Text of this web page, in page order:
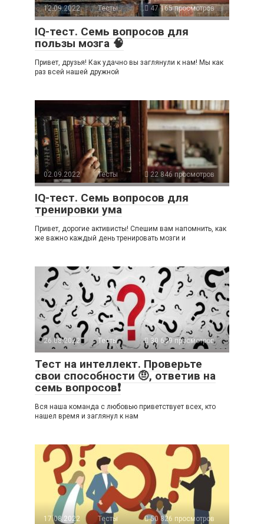
12.09.2022 Тесты 47 165 просмотров
IQ-тест. Семь вопросов для
пользы мозга 🧠
Привет, друзья! Как удачно вы заглянули к нам! Мы как
раз всей нашей дружной
02.09.2022 Тесты 22 846 просмотров
IQ-тест. Семь вопросов для
тренировки ума
Привет, дорогие активисты! Спешим вам напомнить, как
же важно каждый день тренировать мозги и
26.08.2022 Тесты 30 639 просмотров
Тест на интеллект. Проверьте
свои способности 🤨, ответив на
семь вопросов❗
Вся наша команда с любовью приветствует всех, кто
нашел время и заглянул к нам
17.08.2022 Тесты 50 826 просмотров